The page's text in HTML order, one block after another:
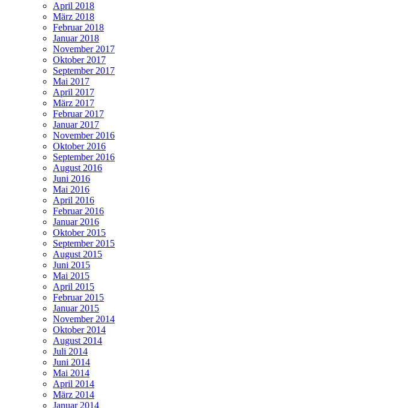
April 2018
März 2018
Februar 2018
Januar 2018
November 2017
Oktober 2017
September 2017
Mai 2017
April 2017
März 2017
Februar 2017
Januar 2017
November 2016
Oktober 2016
September 2016
August 2016
Juni 2016
Mai 2016
April 2016
Februar 2016
Januar 2016
Oktober 2015
September 2015
August 2015
Juni 2015
Mai 2015
April 2015
Februar 2015
Januar 2015
November 2014
Oktober 2014
August 2014
Juli 2014
Juni 2014
Mai 2014
April 2014
März 2014
Januar 2014